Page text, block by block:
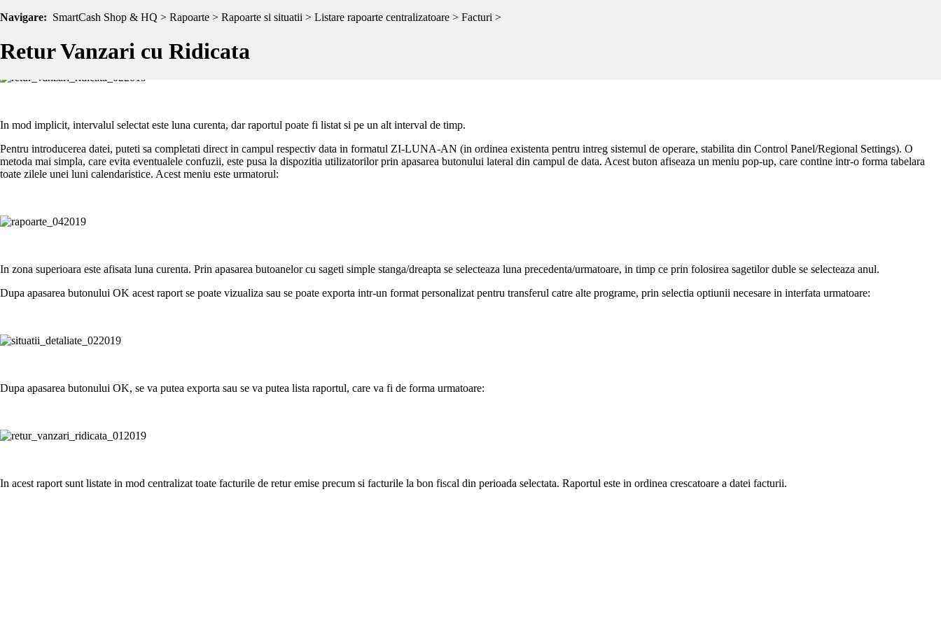
Navigare: SmartCash Shop & HQ > Rapoarte > Rapoarte si situatii > Listare rapoarte centralizatoare > Facturi >
Retur Vanzari cu Ridicata
OptiuneaRetur Vanzari cu Ridicata , prezenta in meniul principal laRapoarte / Centralizatoare/ Facturi/Retur Vanzari cu Ridicata
In mod implicit, intervalul selectat este luna curenta, dar raportul poate fi listat si pe un alt interval de timp.
Pentru introducerea datei, puteti sa completati direct in campul respectiv data in formatul ZI-LUNA-AN (in ordinea existenta pentru intreg sistemul de operare, stabilita din Control Panel/Regional Settings). O
metoda mai simpla, care evita eventualele confuzii, este pusa la dispozitia utilizatorilor prin apasarea butonului lateral din campul de data. Acest buton afiseaza un meniu pop-up, care contine intr-o forma tabelara
toate zilele unei luni calendaristice. Acest meniu este urmatorul:
In zona superioara este afisata luna curenta. Prin apasarea butoanelor cu sageti simple stanga/dreapta se selecteaza luna precedenta/urmatoare, in timp ce prin folosirea sagetilor duble se selecteaza anul.
Dupa apasarea butonului OK acest raport se poate vizualiza sau se poate exporta intr-un format personalizat pentru transferul catre alte programe, prin selectia optiunii necesare in interfata urmatoare:
Dupa apasarea butonului OK, se va putea exporta sau se va putea lista raportul, care va fi de forma urmatoare:
In acest raport sunt listate in mod centralizat toate facturile de retur emise precum si facturile la bon fiscal din perioada selectata. Raportul este in ordinea crescatoare a datei facturii.